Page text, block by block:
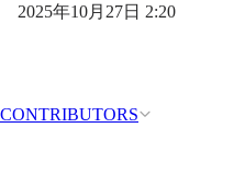
CONTRIBUTORS
2025年10月27日 2:20